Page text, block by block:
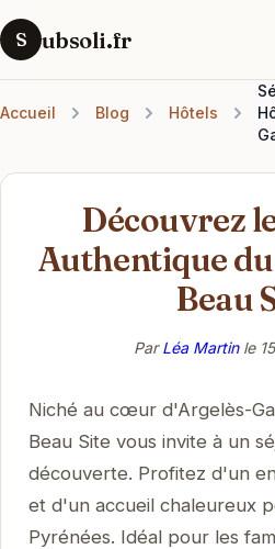
S ubsoli.fr
Accueil Blog Hôtels
Découvrez
Authentique
Beau
ParLéa Martinle
Niché au cœur d'Argelès-
Beau Site vous invite à un
découverte. Profitez d'un
et d'un accueil chaleureux
Pyrénées. Idéal pour les